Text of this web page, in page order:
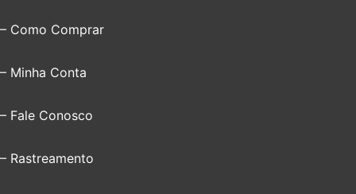
– Como Comprar
– Minha Conta
– Fale Conosco
– Rastreamento